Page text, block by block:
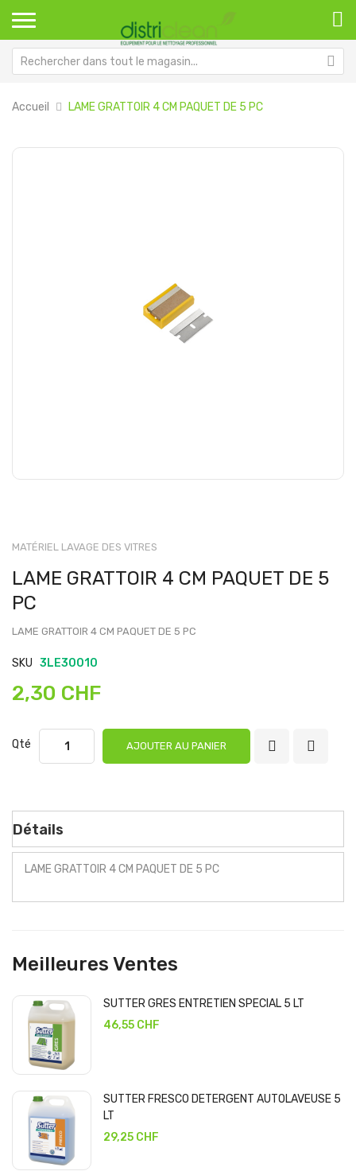
Accueil LAME GRATTOIR 4 CM PAQUET DE 5 PC
Passer
MATÉRIEL LAVAGE DES VITRES
LAME GRATTOIR 4 CM PAQUET DE 5
PC
LAME GRATTOIR 4 CM PAQUET DE 5 PC
SKU 3LE30010
2,30 CHF
Qté AJOUTER AU PANIER
Détails
LAME GRATTOIR 4 CM PAQUET DE 5 PC
Meilleures Ventes
SUTTER GRES ENTRETIEN SPECIAL 5 LT
46,55 CHF
SUTTER FRESCO DETERGENT AUTOLAVEUSE 5
LT
29,25 CHF